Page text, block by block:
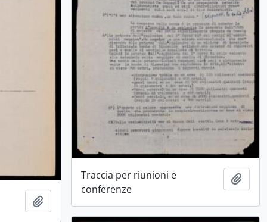
Aggiungi all'area di lavoro
Traccia per riunioni e
conferenze